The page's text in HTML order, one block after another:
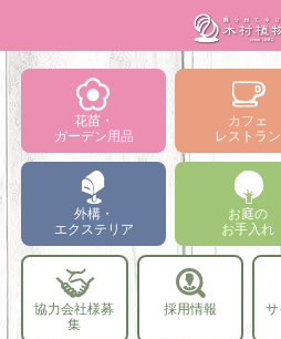
花苗・
ガーデン用品
カフェ
レストラン
外構・
エクステリア
お庭の
お手入れ
協力会社様募
集
採用情報